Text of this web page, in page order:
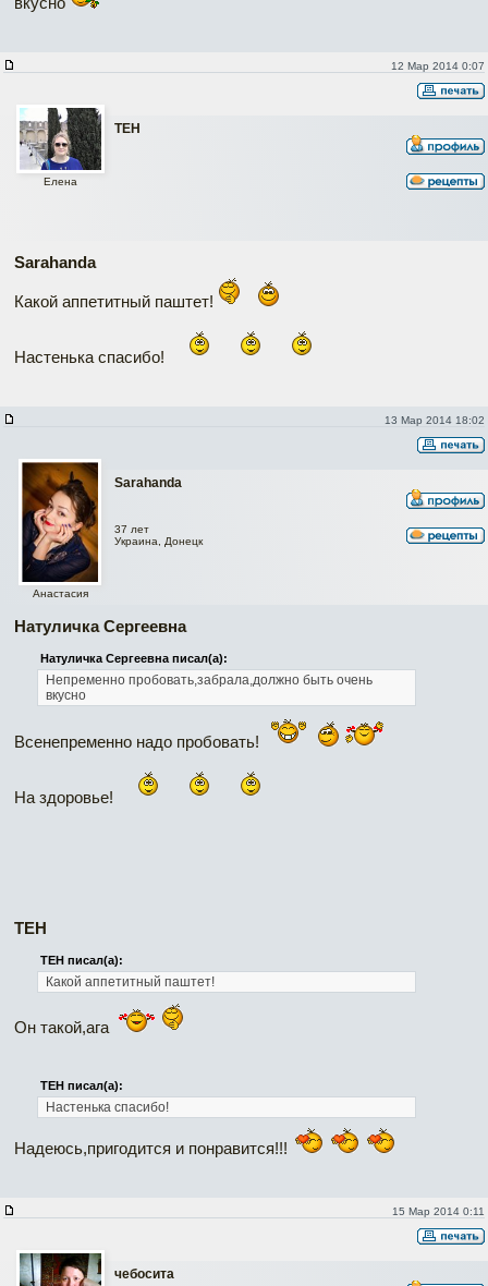
12 Мар 2014 0:07
ТЕН
Елена
Sarahanda
Какой аппетитный паштет!
Настенька спасибо!
13 Мар 2014 18:02
Sarahanda
Анастасия
37 лет
Украина, Донецк
Натуличка Сергеевна
Натуличка Сергеевна писал(а):
Непременно пробовать,забрала,должно быть очень
вкусно
Всенепременно надо пробовать!
На здоровье!
ТЕН
ТЕН писал(а):
Какой аппетитный паштет!
Он такой,ага
ТЕН писал(а):
Настенька спасибо!
Надеюсь,пригодится и понравится!!!
15 Мар 2014 0:11
чебосита